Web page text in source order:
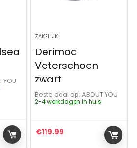
YOU
was: €159.99.
is: €159.99.
ZAKELIJK
Derimod
Veterschoen
zwart
Beste deal op:
ABOUT YOU
2-4 werkdagen in huis
€119.99